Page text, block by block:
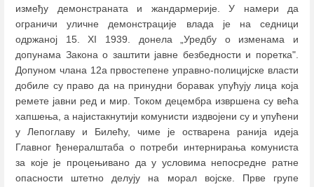
између демонстраната и жандармерије. У намери да
ограничи уличне демонстрације влада је на седници
одржаној 15. XI 1939. донела „Уредбу о изменама и
допунама Закона о заштити јавне безбедности и поретка".
Допуном члана 12а првостепене управно-полицијске власти
добиле су право да на принудни боравак упућују лица која
реметe јавни ред и мир. Током децембра извршена су већа
хапшења, а најистакнутији комунисти издвојени су и упућени
у Лепоглаву и Билећу, чиме је остварена ранија идеја
Главног ђенералштаба о потреби интернирања комуниста
за које је процењивано да у условима непосредне ратне
опасности штетно делују на морал војске. Прве групе